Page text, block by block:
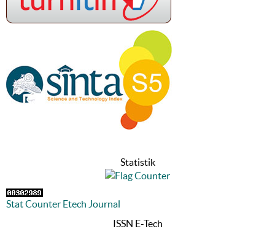
Statistik
Stat Counter Etech Journal
ISSN E-Tech